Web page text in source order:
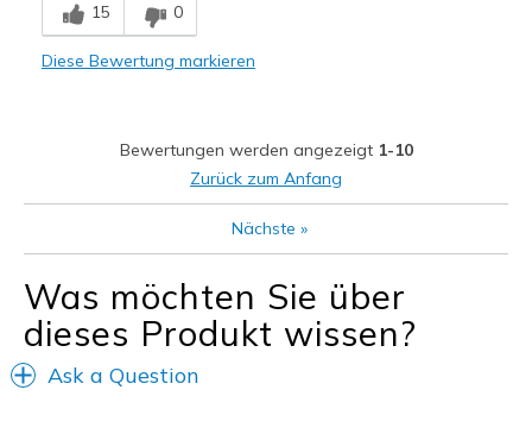
Comfortable
Geeignete Verwendung
Casual Wear
Going Out
Special Occasions
Travel
15 0
Diese Bewertung markieren
Bewertungen werden angezeigt 1-10
Zurück zum Anfang
Nächste »
Was möchten Sie über
dieses Produkt wissen?
Ask a Question